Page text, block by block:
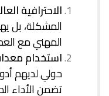
الاحترافية
المشكلة، بل
المهني مع
استخدام
حولي لديهم
تضمن الأداء